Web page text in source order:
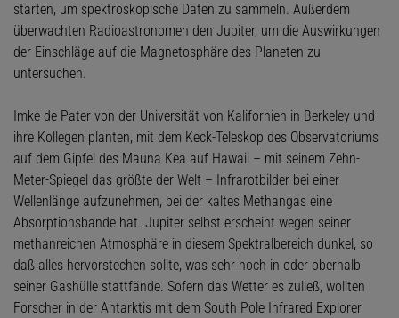
starten, um spektroskopische Daten zu sammeln. Außerdem
überwachten Radioastronomen den Jupiter, um die Auswirkungen
der Einschläge auf die Magnetosphäre des Planeten zu
untersuchen.
Imke de Pater von der Universität von Kalifornien in Berkeley und
ihre Kollegen planten, mit dem Keck-Teleskop des Observatoriums
auf dem Gipfel des Mauna Kea auf Hawaii – mit seinem Zehn-
Meter-Spiegel das größte der Welt – Infrarotbilder bei einer
Wellenlänge aufzunehmen, bei der kaltes Methangas eine
Absorptionsbande hat. Jupiter selbst erscheint wegen seiner
methanreichen Atmosphäre in diesem Spektralbereich dunkel, so
daß alles hervorstechen sollte, was sehr hoch in oder oberhalb
seiner Gashülle stattfände. Sofern das Wetter es zuließ, wollten
Forscher in der Antarktis mit dem South Pole Infrared Explorer